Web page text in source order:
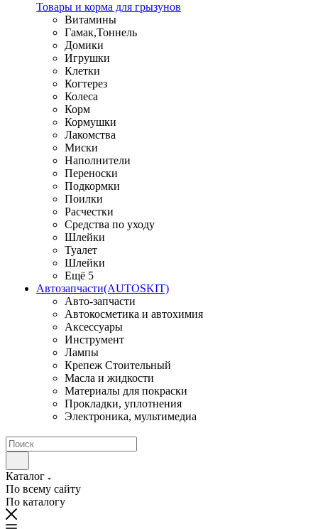
Товары и корма для грызунов
Витамины
Гамак,Тоннель
Домики
Игрушки
Клетки
Когтерез
Колеса
Корм
Кормушки
Лакомства
Миски
Наполнители
Переноски
Подкормки
Поилки
Расчестки
Средства по уходу
Шлейки
Туалет
Шлейки
Ещё 5
Автозапчасти(AUTOSKIT)
Авто-запчасти
Автокосметика и автохимия
Аксессуары
Инструмент
Лампы
Крепеж Стоительный
Масла и жидкости
Материалы для покраски
Прокладки, уплотнения
Электроника, мультимедиа
Каталог
По всему сайту
По каталогу